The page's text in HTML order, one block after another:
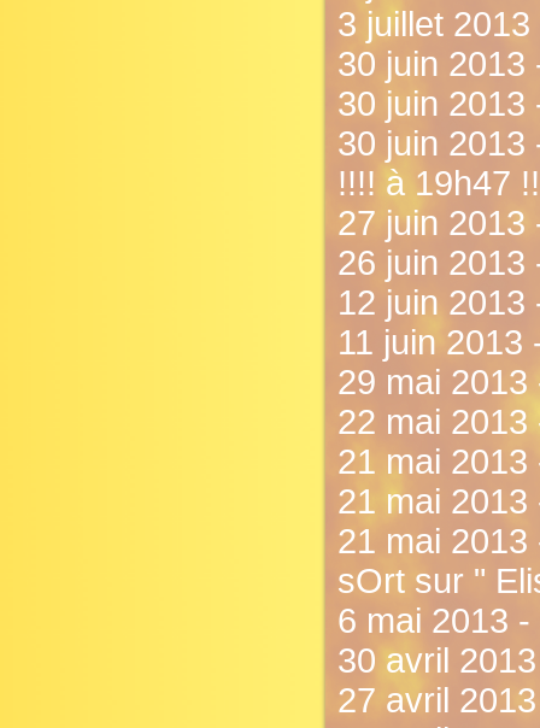
3 juillet
30 juin 2013
30 juin 2013
30 juin 2013
!!!! à 19h47
27 juin 2013
26 juin 2013
12 juin 2013
11 juin 2013
29 mai
22 mai
21 mai
21 mai
21 mai
sOrt sur "
6 mai 2013
30 avril
27 avril